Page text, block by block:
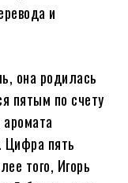
и
она родилась
пятым по счету
Цифра пять
того, Игорь